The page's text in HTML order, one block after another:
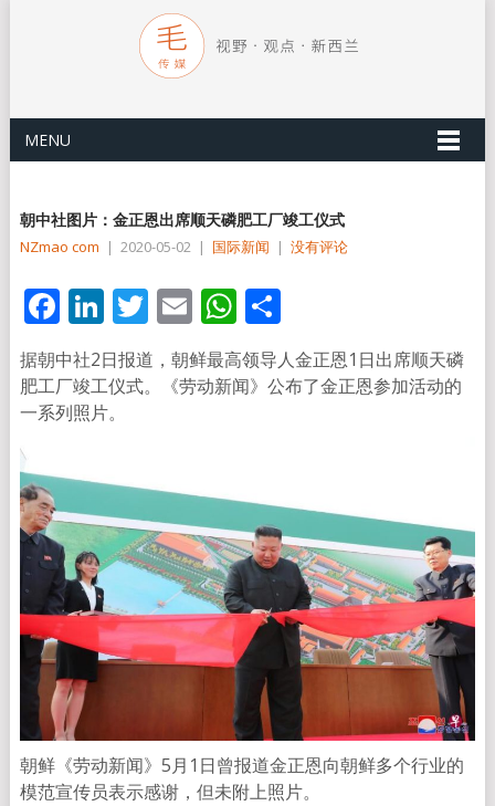
MENU
朝中社图片：金正恩出席顺天磷肥工厂竣工仪式
NZmao com | 2020-05-02 | 国际新闻 | 没有评论
Facebook
LinkedIn
Twitter
EmailWhatsApp
分
享
据朝中社2日报道，朝鲜最高领导人金正恩1日出席顺天磷
肥工厂竣工仪式。《劳动新闻》公布了金正恩参加活动的
一系列照片。
朝鲜《劳动新闻》5月1日曾报道金正恩向朝鲜多个行业的
模范宣传员表示感谢，但未附上照片。